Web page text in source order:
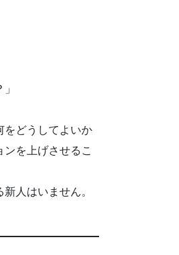
をどうしてよいか
を上げさせるこ
人はいません。